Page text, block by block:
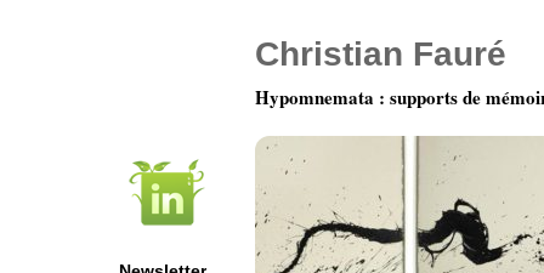
Christian Fauré
Hypomnemata : supports de